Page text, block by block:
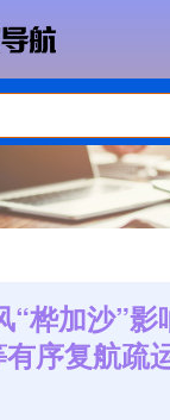
“桦加沙”
序复航疏